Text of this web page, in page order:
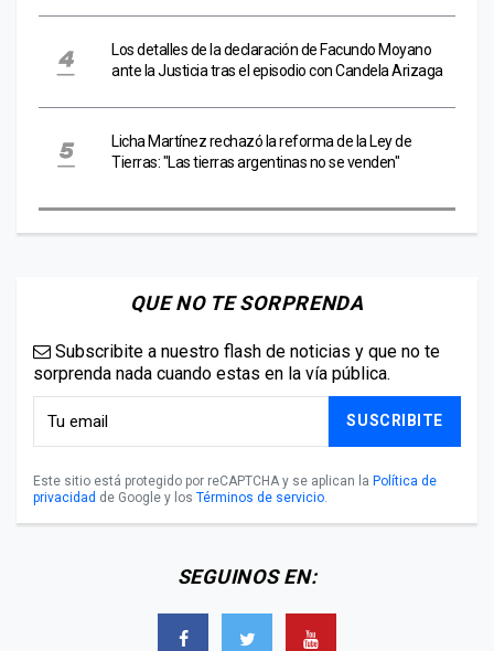
Los detalles de la declaración de Facundo Moyano
ante la Justicia tras el episodio con Candela Arizaga
Licha Martínez rechazó la reforma de la Ley de
Tierras: "Las tierras argentinas no se venden"
QUE NO TE SORPRENDA
Subscribite a nuestro flash de noticias y que no te
sorprenda nada cuando estas en la vía pública.
SUSCRIBITE
Este sitio está protegido por reCAPTCHA y se aplican la Política de
privacidad de Google y los Términos de servicio.
SEGUINOS EN: